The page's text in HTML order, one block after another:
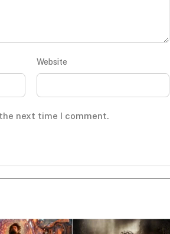
Website
next time I comment.